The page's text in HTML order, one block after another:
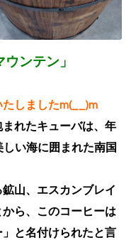
ウンテン」
しましたm(__)m
れたキューバは、年
い海に囲まれた南国
山、エスカンブレイ
ら、このコーヒーは
」と名付けられたと言